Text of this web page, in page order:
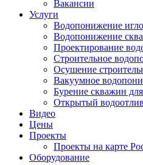
Вакансии
Услуги
Водопонижение
Водопонижение
Проектирование
Строительное
Осушение
Вакуумное
Бурение скважин
Открытый
Видео
Цены
Проекты
Проекты на карте
Оборудование